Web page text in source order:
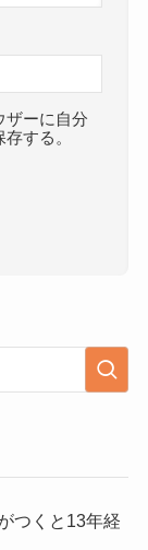
ザーに自分
する。
つくと13年経